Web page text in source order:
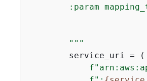
:param
        """
        service_uri = (